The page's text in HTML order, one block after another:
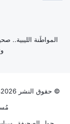
‏المواطَنة الليبية..
© حقوق النشر 2026، جميع الحقوق محفوظة |